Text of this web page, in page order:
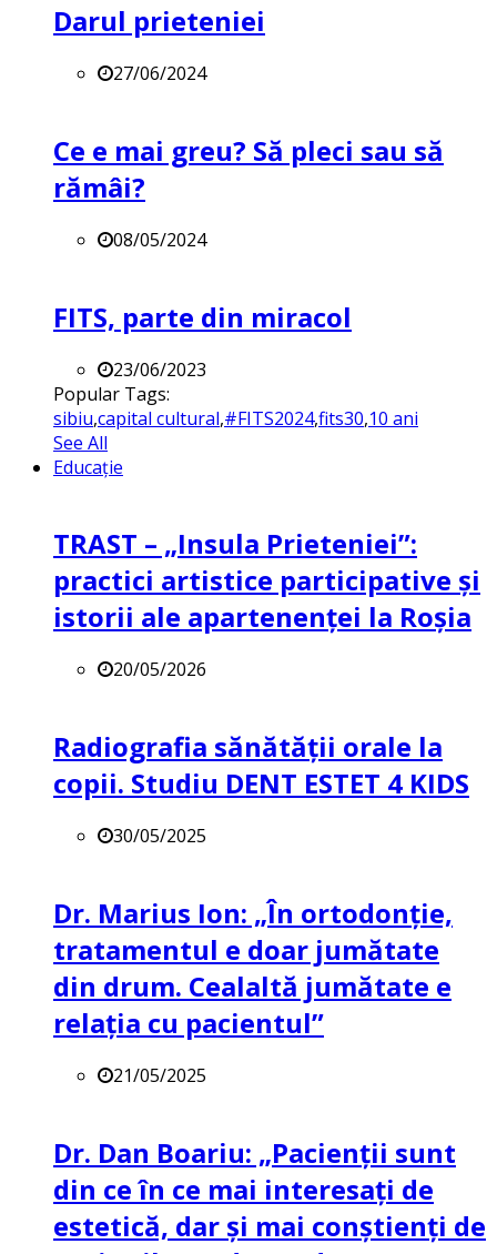
Darul prieteniei
27/06/2024
Ce e mai greu? Să pleci sau să
rămâi?
08/05/2024
FITS, parte din miracol
23/06/2023
Popular Tags:
sibiu,capital cultural,#FITS2024,fits30,10 ani
See All
Educație
TRAST – „Insula Prieteniei”:
practici artistice participative și
istorii ale apartenenței la Roșia
20/05/2026
Radiografia sănătății orale la
copii. Studiu DENT ESTET 4 KIDS
30/05/2025
Dr. Marius Ion: „În ortodonție,
tratamentul e doar jumătate
din drum. Cealaltă jumătate e
relația cu pacientul”
21/05/2025
Dr. Dan Boariu: „Pacienții sunt
din ce în ce mai interesați de
estetică, dar și mai conștienți de